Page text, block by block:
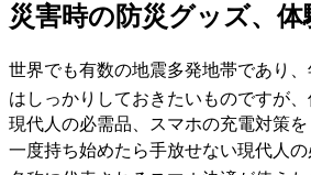
災害時の防災グッズ、
世界でも有数の地震多発地帯であり
はしっかりしておきたいものですが
現代人の必需品、スマホの充電対策を
一度持ち始めたら手放せない現代人